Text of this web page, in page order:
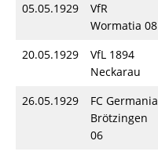
05.05.1929
VfR
Wormatia 08
20.05.1929
VfL 1894
Neckarau
26.05.1929
FC Germania
Brötzingen
06